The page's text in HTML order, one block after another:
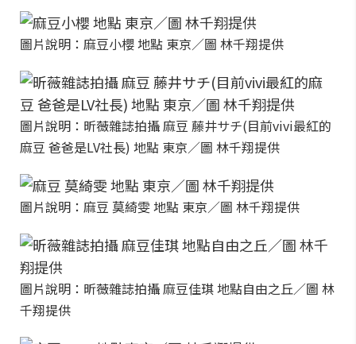
圖片說明：麻豆小櫻 地點 東京／圖 林千翔提供
圖片說明：昕薇雜誌拍攝 麻豆 藤井サチ(目前vivi最紅的
麻豆 爸爸是LV社長) 地點 東京／圖 林千翔提供
圖片說明：麻豆 莫綺雯 地點 東京／圖 林千翔提供
圖片說明：昕薇雜誌拍攝 麻豆佳琪 地點自由之丘／圖 林
千翔提供